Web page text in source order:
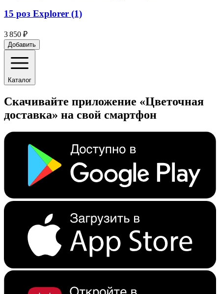
15 роз Explorer (1)
3 850 ₽
Добавить
Каталог
Скачивайте приложение «Цветочная
доставка» на свой смартфон